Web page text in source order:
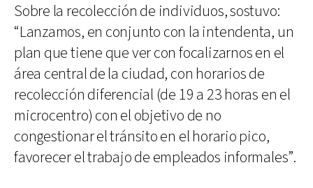
Sobre la recolección de individuos, sostuvo:
“Lanzamos, en conjunto con la intendenta, un
plan que tiene que ver con focalizarnos en el
área central de la ciudad, con horarios de
recolección diferencial (de 19 a 23 horas en el
microcentro) con el objetivo de no
congestionar el tránsito en el horario pico,
favorecer el trabajo de empleados informales”.